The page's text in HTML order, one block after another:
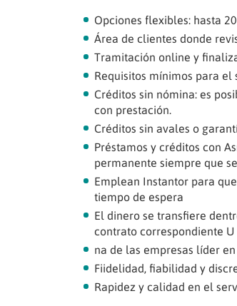
Opciones flexibles: hasta
Área de clientes donde
Tramitación online y
Requisitos mínimos para el
Créditos sin nómina: es
con prestación.
Créditos sin avales o
Préstamos y créditos con
permanente siempre que
Emplean Instantor para
tiempo de espera
El dinero se transfiere
contrato correspondiente U
na de las empresas líder
Fiidelidad, fiabilidad y
Rapidez y calidad en el